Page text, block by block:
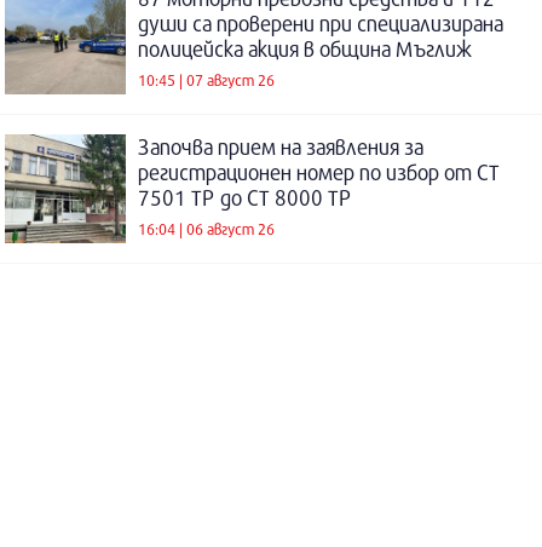
души са проверени при специализирана
полицейска акция в община Мъглиж
10:45 | 07 август 26
Започва прием на заявления за
регистрационен номер по избор от СТ
7501 ТР до СТ 8000 ТР
16:04 | 06 август 26